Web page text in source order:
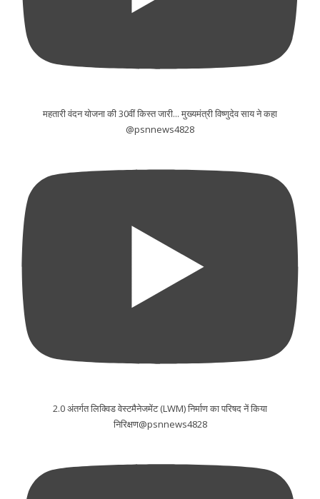
महतारी वंदन योजना की 30वीं किस्त जारी... मुख्यमंत्री विष्णुदेव साय ने कहा
@psnnews4828
2.0 अंतर्गत लिक्विड वेस्टमैनेजमेंट (LWM) निर्माण का परिषद नें किया
निरिक्षण@psnnews4828